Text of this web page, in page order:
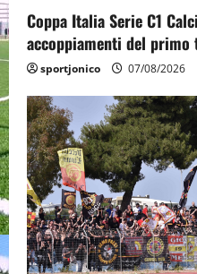
Coppa Italia Serie C1
accoppiamenti del primo
sportjonico 07/08/2026